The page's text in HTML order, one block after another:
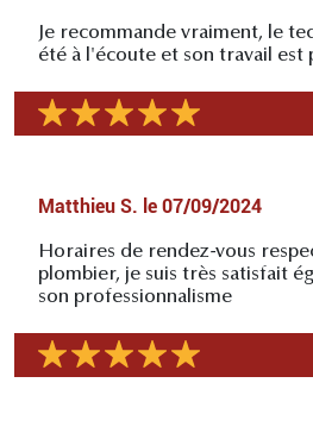
Je recommande vraiment, le
été à l'écoute et son travail est
Matthieu S. le 07/09/2024
Horaires de rendez-vous
plombier, je suis très satisfait
son professionnalisme